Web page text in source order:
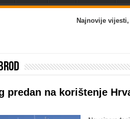
Najnovije
predan na korištenje